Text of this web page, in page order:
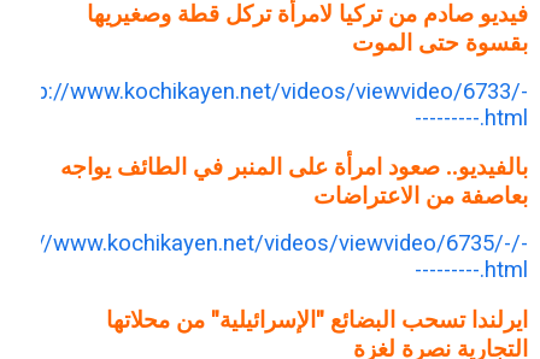
فيديو صادم من تركيا لامرأة تركل قطة وصغيريها
بقسوة حتى الموت
http://www.kochikayen.net/videos/viewvideo/6733/-
---------.html
بالفيديو.. صعود امرأة على المنبر في الطائف يواجه
بعاصفة من الاعتراضات
www.kochikayen.net/videos/viewvideo/6735/-/-
---------.html
ايرلندا تسحب البضائع "الإسرائيلية" من محلاتها
التجارية نصرة لغزة